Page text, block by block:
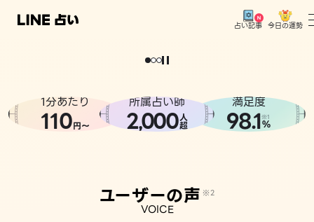
占い記事 今日の運勢
相談事例
どうせなら
。
1分あたり
110円〜
所属占い師
2,000人
超
満足度
98.1※1
%
ユーザーの声 ※2
VOICE